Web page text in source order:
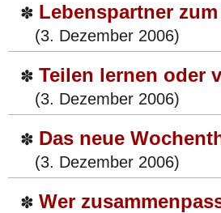
✽ Lebenspartner
(3. Dezember 2006)
✽ Teilen lernen oder
(3. Dezember 2006)
✽ Das neue
(3. Dezember 2006)
✽ Wer